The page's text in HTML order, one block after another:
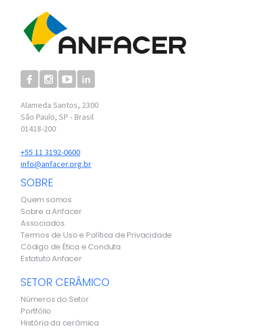
Alameda Santos, 2300
São Paulo, SP - Brasil
01418-200
+55 11 3192-0600
info@anfacer.org.br
SOBRE
Quem somos
Sobre a Anfacer
Associados
Termos de Uso e Política de Privacidade
Código de Ética e Conduta
Estatuto Anfacer
SETOR CERÂMICO
Números do Setor
Portfólio
História da cerâmica